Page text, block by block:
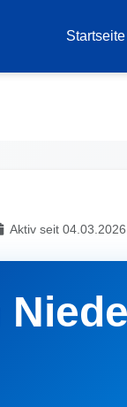
Startseite
Aktiv seit 04.03.2026